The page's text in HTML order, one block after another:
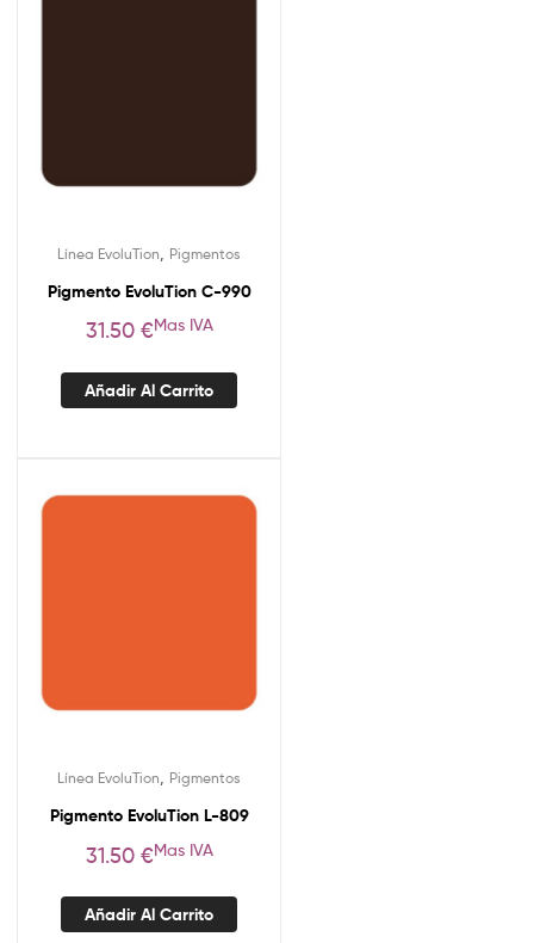
Línea EvoluTion Pigmentos
Pigmento EvoluTion C-990
31.50 €Mas IVA
Añadir Al Carrito
Línea EvoluTion Pigmentos
Pigmento EvoluTion L-809
31.50 €Mas IVA
Añadir Al Carrito